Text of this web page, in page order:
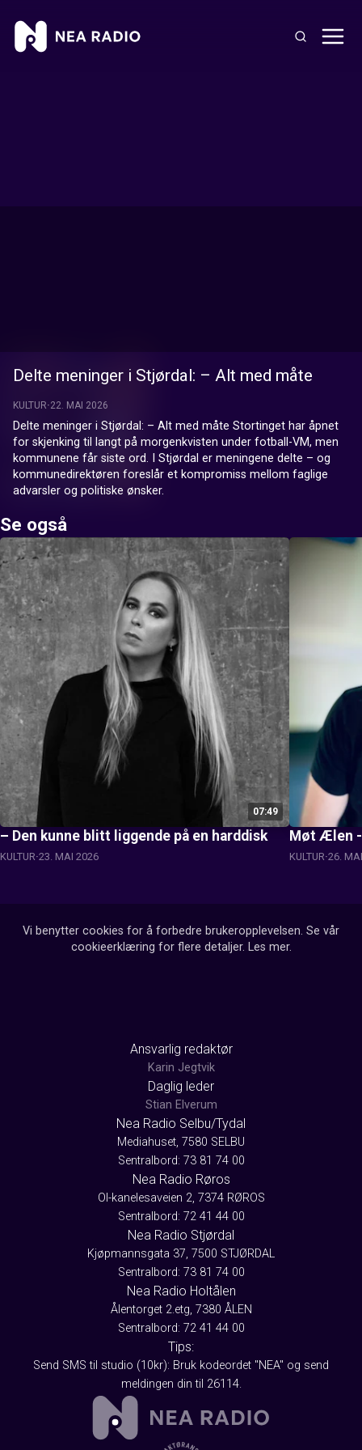
Delte meninger i Stjørdal: – Alt med måte
KULTUR 22. MAI 2026
Delte meninger i Stjørdal: – Alt med måte Stortinget har åpnet
for skjenking til langt på morgenkvisten under fotball-VM, men
kommunene får siste ord. I Stjørdal er meningene delte – og
kommunedirektøren foreslår et kompromiss mellom faglige
advarsler og politiske ønsker.
Se også
07:49
– Den kunne blitt liggende på en harddisk
KULTUR 23. MAI 2026
Møt Ælen
KULTUR 26.
Vi benytter cookies for å forbedre brukeropplevelsen. Se vår
cookieerklæring for flere detaljer. Les mer.
Ansvarlig redaktør
Karin Jegtvik
Daglig leder
Stian Elverum
Nea Radio Selbu/Tydal
Mediahuset, 7580 SELBU
Sentralbord: 73 81 74 00
Nea Radio Røros
Ol-kanelesaveien 2, 7374 RØROS
Sentralbord: 72 41 44 00
Nea Radio Stjørdal
Kjøpmannsgata 37, 7500 STJØRDAL
Sentralbord: 73 81 74 00
Nea Radio Holtålen
Ålentorget 2.etg, 7380 ÅLEN
Sentralbord: 72 41 44 00
Tips:
Send SMS til studio (10kr): Bruk kodeordet "NEA" og send
meldingen din til 26114.